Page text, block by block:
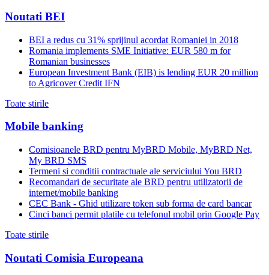
Noutati BEI
BEI a redus cu 31% sprijinul acordat Romaniei in 2018
Romania implements SME Initiative: EUR 580 m for
Romanian businesses
European Investment Bank (EIB) is lending EUR 20 million
to Agricover Credit IFN
Toate stirile
Mobile banking
Comisioanele BRD pentru MyBRD Mobile, MyBRD Net,
My BRD SMS
Termeni si conditii contractuale ale serviciului You BRD
Recomandari de securitate ale BRD pentru utilizatorii de
internet/mobile banking
CEC Bank - Ghid utilizare token sub forma de card bancar
Cinci banci permit platile cu telefonul mobil prin Google Pay
Toate stirile
Noutati Comisia Europeana